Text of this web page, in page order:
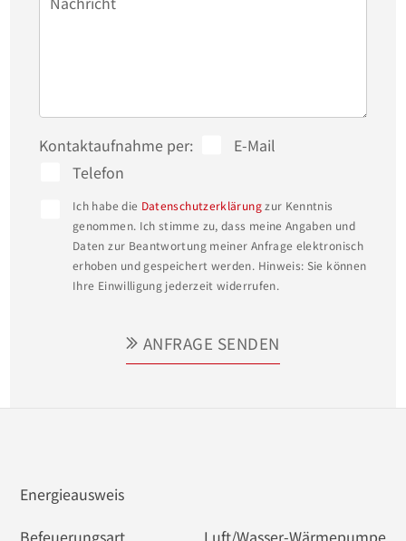
Im Obergeschoss erwarten Sie vier Zimmer. Das
ausgestattet.  Das Elternschlafzimmer verfügt über
ein angrenzendes Ankleidezimmer und bietet
ausreichend Platz. Zwei geräumige Kinderzimmer
und ein zusätzliches Büro bieten Ihnen weitere
Gestaltungsmöglichkeiten, sei es für ein
Arbeitszimmer oder eine kleine Bibliothek.
Luftwärmepumpe (Baujahr 2024) ausgestattet, die
stets optimale Wasserqualität.  Die dreifach
verglasten Fenster sind innenliegenden Sprossen
Kontaktaufnahme per:
E-Mail
Telefon
Ich habe die Datenschutzerklärungzur Kenntnis
genommen. Ich stimme zu, dass meine Angaben und
Daten zur Beantwortung meiner Anfrage elektronisch
erhoben und gespeichert werden. Hinweis: Sie können
Ihre Einwilligung jederzeit widerrufen.
ANFRAGE SENDEN
Energieausweis
Befeuerungsart
Luft/Wasser-Wärmepumpe